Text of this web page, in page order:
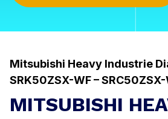
Mitsubishi Heavy Industrie
SRK50ZSX-WF – SRC50ZSX-
MITSUBISHI